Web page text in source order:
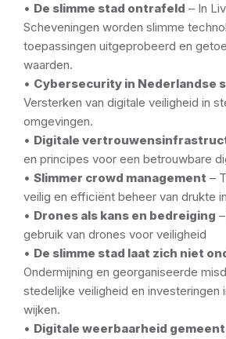
• De slimme stad ontrafeld – In
Scheveningen worden slimme
toepassingen uitgeprobeerd en
waarden.
• Cybersecurity in Nederlandse
Versterken van digitale veiligheid in
omgevingen.
• Digitale
en principes voor een betrouwbare
• Slimmer crowd management –
veilig en efficiënt beheer van drukte
• Drones als kans en bedreiging
gebruik van drones voor veiligheid
• De slimme stad laat zich niet
Ondermijning en georganiseerde
stedelijke veiligheid en investeringen
wijken.
• Digitale weerbaarheid